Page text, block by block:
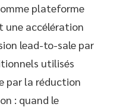
plateforme
une accélération
lead-to-sale par
utilisés
par la réduction
: quand le